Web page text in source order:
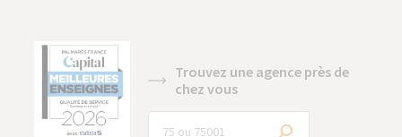
Trouvez une agence près de
chez vous